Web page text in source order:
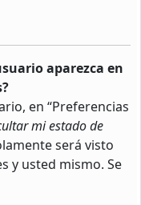
aparezca en
en “Preferencias
mi estado de
será visto
y usted mismo. Se